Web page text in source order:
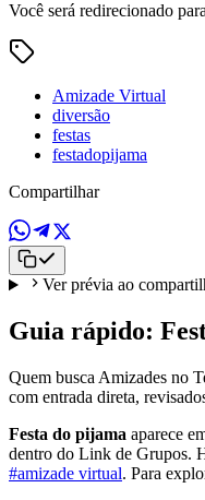
Você será redirecionado
Amizade Virtual
diversão
festas
festadopijama
Compartilhar
Ver prévia ao
Guia rápido:
Quem busca Amizades no
com entrada direta,
Festa do pijama aparece
dentro do Link de Grupos.
#amizade virtual. Para